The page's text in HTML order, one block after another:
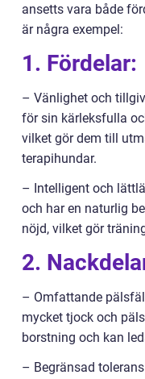
ansetts vara både
är några exempel:
1. Fördelar:
– Vänlighet och
för sin kärleksfulla
vilket gör dem till
terapihundar.
– Intelligent och
och har en naturlig
nöjd, vilket gör
2.
– Omfattande
mycket tjock och
borstning och kan
– Begränsad